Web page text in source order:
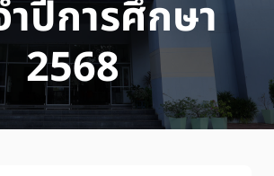
ำปีการศึกษา
2568